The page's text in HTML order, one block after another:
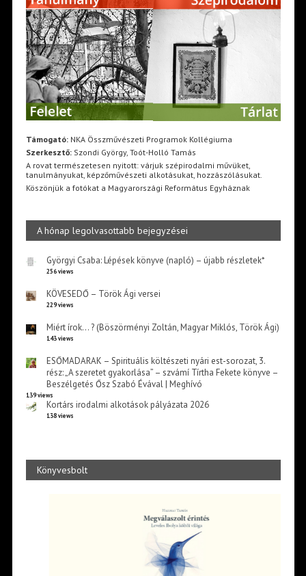
Támogató:NKA Összművészeti Programok Kollégiuma
Szerkesztő:Szondi György, Toót-Holló Tamás
A rovat természetesen nyitott: várjuk szépirodalmi művüket,
tanulmányukat, képzőművészeti alkotásukat, hozzászólásukat.
Köszönjük a fotókat a Magyarországi Református Egyháznak
A hónap legolvasottabb bejegyzései
Györgyi Csaba: Lépések könyve (napló) – újabb részletek*
256 views
KÖVESEDŐ – Török Ági versei
229 views
Miért írok… ? (Böszörményi Zoltán, Magyar Miklós, Török Ági)
143 views
ESŐMADARAK – Spirituális költészeti nyári est-sorozat, 3.
rész: „A szeretet gyakorlása” – szvámí Tírtha Fekete könyve –
Beszélgetés Ősz Szabó Évával | Meghívó
139 views
Kortárs irodalmi alkotások pályázata 2026
138 views
Könyvesbolt